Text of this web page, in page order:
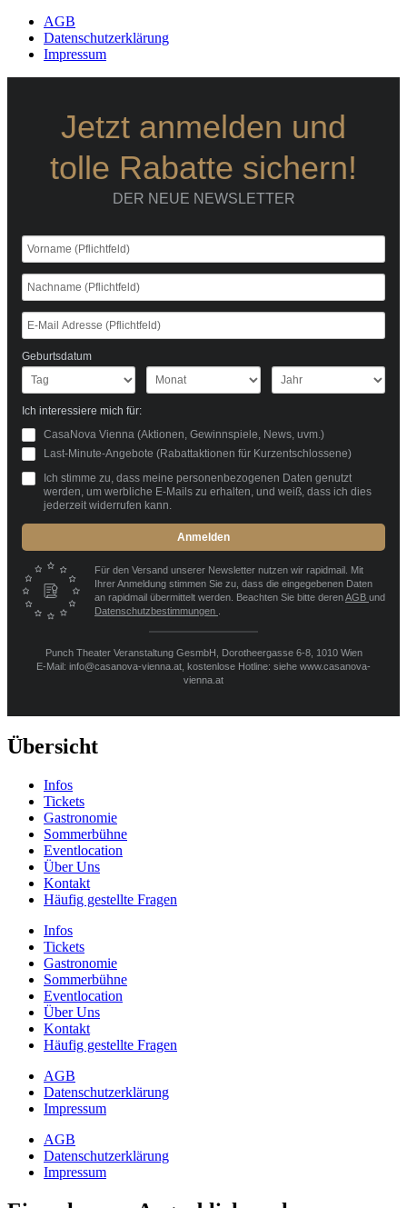
AGB
Datenschutzerklärung
Impressum
Jetzt anmelden und
tolle Rabatte sichern!
DER NEUE NEWSLETTER
Geburtsdatum
Ich interessiere mich für:
CasaNova Vienna (Aktionen, Gewinnspiele, News, uvm.)
Last-Minute-Angebote (Rabattaktionen für Kurzentschlossene)
Ich stimme zu, dass meine personenbezogenen Daten genutzt
werden, um werbliche E-Mails zu erhalten, und weiß, dass ich dies
jederzeit widerrufen kann.
Anmelden
Für den Versand unserer Newsletter nutzen wir rapidmail. Mit
Ihrer Anmeldung stimmen Sie zu, dass die eingegebenen Daten
an rapidmail übermittelt werden. Beachten Sie bitte derenAGB und
Datenschutzbestimmungen
Punch Theater Veranstaltung GesmbH, Dorotheergasse 6-8, 1010 Wien
E-Mail: info@casanova-vienna.at, kostenlose Hotline: siehe www.casanova-
vienna.at
Übersicht
Infos
Tickets
Gastronomie
Sommerbühne
Eventlocation
Über Uns
Kontakt
Häufig gestellte Fragen
Infos
Tickets
Gastronomie
Sommerbühne
Eventlocation
Über Uns
Kontakt
Häufig gestellte Fragen
AGB
Datenschutzerklärung
Impressum
AGB
Datenschutzerklärung
Impressum